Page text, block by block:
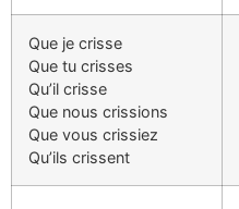
Que je crisse
Que tu crisses
Qu’il crisse
Que nous crissions
Que vous crissiez
Qu’ils crissent